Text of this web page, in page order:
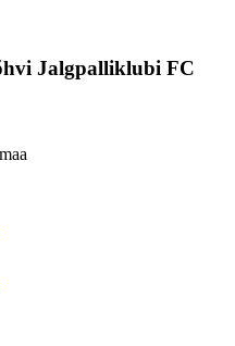
Jalgpalliklubi FC